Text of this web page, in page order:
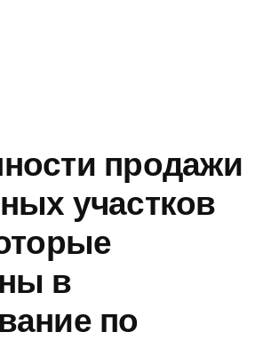
продажи
участков
в
по